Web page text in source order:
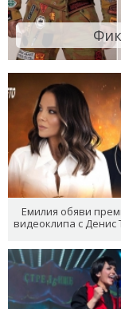
Емилия обяви
видеоклипа с Денис